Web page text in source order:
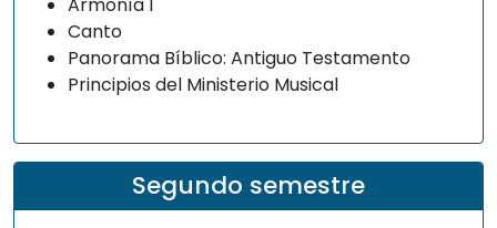
Armonía I
Canto
Panorama Bíblico: Antiguo Testamento
Principios del Ministerio Musical
Segundo semestre